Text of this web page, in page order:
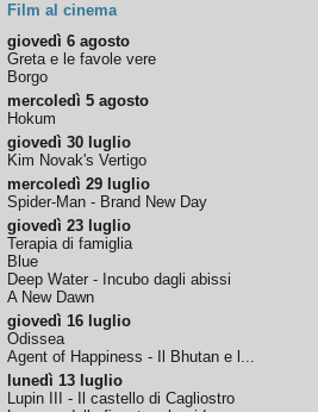
Film al cinema
giovedì 6 agosto
Greta e le favole vere
Borgo
mercoledì 5 agosto
Hokum
giovedì 30 luglio
Kim Novak's Vertigo
mercoledì 29 luglio
Spider-Man - Brand New Day
giovedì 23 luglio
Terapia di famiglia
Blue
Deep Water - Incubo dagli abissi
A New Dawn
giovedì 16 luglio
Odissea
Agent of Happiness - Il Bhutan e l...
lunedì 13 luglio
Lupin III - Il castello di Cagliostro